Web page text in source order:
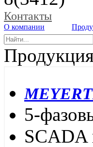
Контакты
О компании
5-
SCADA